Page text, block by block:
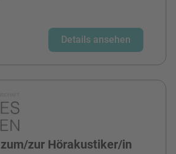
Details ansehen
zur Hörakustiker/in